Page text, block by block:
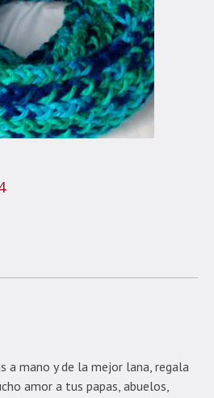
a mano y de la mejor lana, regala
amor a tus papas, abuelos,